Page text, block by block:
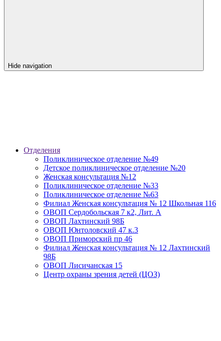
Hide navigation
Отделения
Поликлиническое отделение №49
Детское поликлиническое отделение №20
Женская консультация №12
Поликлиническое отделение №33
Поликлиническое отделение №63
Филиал Женская консультация № 12 Школьная 116
ОВОП Сердобольская 7 к2, Лит. А
ОВОП Лахтинский 98Б
ОВОП Юнтоловский 47 к.3
ОВОП Приморский пр 46
Филиал Женская консультация № 12 Лахтинский
98Б
ОВОП Лисичанская 15
Центр охраны зрения детей (ЦОЗ)